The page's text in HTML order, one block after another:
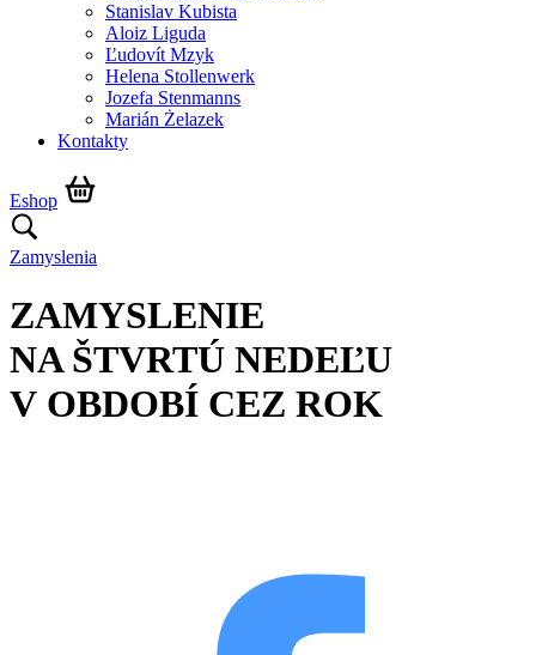
Stanislav Kubista
Aloiz Liguda
Ľudovít Mzyk
Helena Stollenwerk
Jozefa Stenmanns
Marián Żelazek
Kontakty
Eshop
Zamyslenia
ZAMYSLENIE
NA ŠTVRTÚ NEDEĽU
V OBDOBÍ CEZ ROK